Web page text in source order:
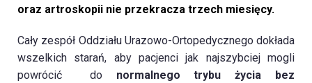
oraz artroskopii nie przekracza trzech miesięcy.
Cały zespół Oddziału Urazowo-Ortopedycznego dokłada
wszelkich starań, aby pacjenci jak najszybciej mogli
powrócić donormalnego trybu życia
bez